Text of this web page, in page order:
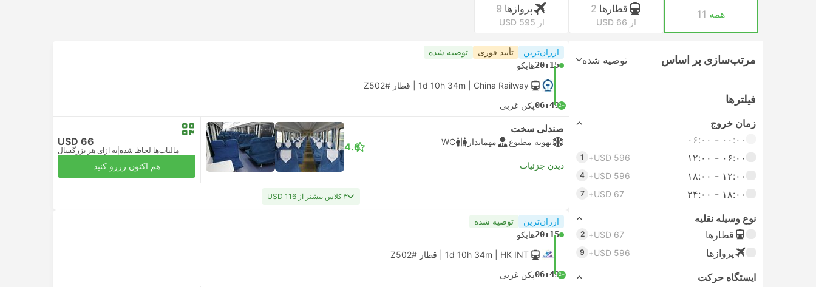
همه 11 قطارها 2
از USD 66
پرواز‌ها 9
از USD 595
مرتب‌سازی بر اساس توصیه شده
فیلتر‌ها
زمان خروج
۰۰:۰۰ - ۰۶:۰۰
۰۶:۰۰ - ۱۲:۰۰
USD 596+
1
۱۲:۰۰ - ۱۸:۰۰ USD 596+
4
۱۸:۰۰ - ۲۴:۰۰ USD 67+
7
نوع وسیله نقلیه
قطارها
USD 67+
2
پرواز‌ها USD 596+
9
ایستگاه حرکت
ارزان‌ترین تأیید فوری توصیه شده
20:15هایکو
1d 10h 34m | China Railway قطار #Z502
+2
06:49پکن غربی
صندلی سخت
تهویه مطبوع مهماندار WC
دیدن جزئیات
4.6
USD 66
مالیات‌ها لحاظ شده به ازای هر بزرگسال
هم اکنون رزرو کنید
۳ کلاس بیشتر از USD 116
ارزان‌ترین توصیه شده
20:15هایکو
1d 10h 34m | HK INT قطار #Z502
+2
06:49پکن غربی